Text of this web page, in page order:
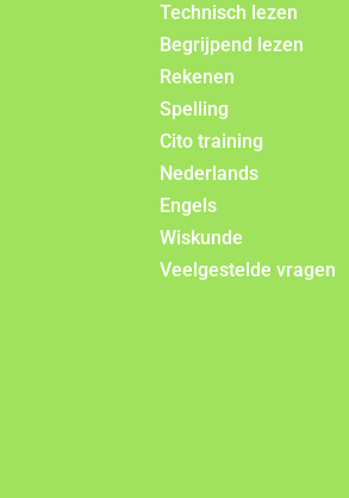
Technisch lezen
Begrijpend lezen
Rekenen
Spelling
Cito training
Nederlands
Engels
Wiskunde
Veelgestelde vragen